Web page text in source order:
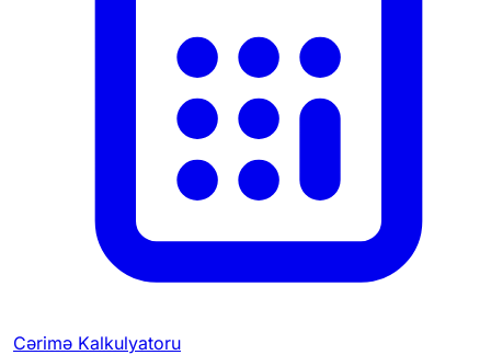
Cərimə Kalkulyatoru